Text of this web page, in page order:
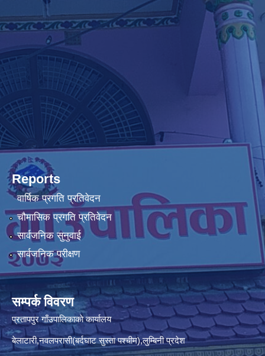
Reports
वार्षिक प्रगति प्रतिवेदन
चौमासिक प्रगति प्रतिवेदन
सार्वजनिक सुनुवाई
सार्वजनिक परीक्षण
सम्पर्क विवरण
प्रतापपुर गाँउपालिकाकाे कार्यालय
बेलाटारी,नवलपरासी(बर्दघाट सुस्ता पश्चीम),लुम्बिनी प्रदेश